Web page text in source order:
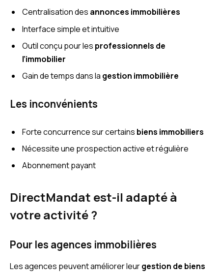
Centralisation des annonces immobilières
Interface simple et intuitive
Outil conçu pour les professionnels de
l’immobilier
Gain de temps dans la gestion immobilière
Les inconvénients
Forte concurrence sur certains biens immobiliers
Nécessite une prospection active et régulière
Abonnement payant
DirectMandat est-il adapté à
votre activité ?
Pour les agences immobilières
Les agences peuvent améliorer leurgestion de biens